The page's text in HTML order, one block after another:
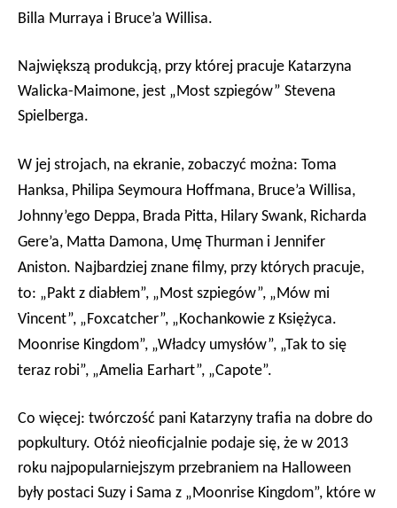
Billa Murraya i Bruce’a Willisa.
Największą produkcją, przy której pracuje Katarzyna
Walicka-Maimone, jest „Most szpiegów” Stevena
Spielberga.
W jej strojach, na ekranie, zobaczyć można: Toma
Hanksa, Philipa Seymoura Hoffmana, Bruce’a Willisa,
Johnny’ego Deppa, Brada Pitta, Hilary Swank, Richarda
Gere’a, Matta Damona, Umę Thurman i Jennifer
Aniston. Najbardziej znane filmy, przy których pracuje,
to: „Pakt z diabłem”, „Most szpiegów”, „Mów mi
Vincent”, „Foxcatcher”, „Kochankowie z Księżyca.
Moonrise Kingdom”, „Władcy umysłów”, „Tak to się
teraz robi”, „Amelia Earhart”, „Capote”.
Co więcej: twórczość pani Katarzyny trafia na dobre do
popkultury. Otóż nieoficjalnie podaje się, że w 2013
roku najpopularniejszym przebraniem na Halloween
były postaci Suzy i Sama z „Moonrise Kingdom”, które w